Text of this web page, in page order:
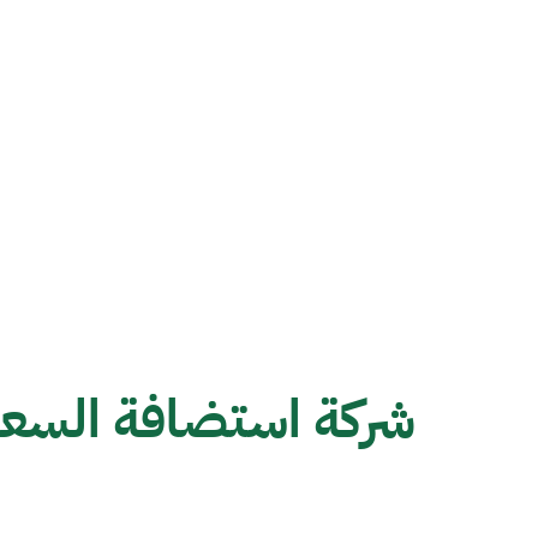
شركة استضافة